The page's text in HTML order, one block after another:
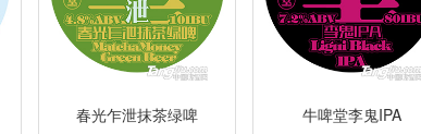
春光乍泄抹茶绿啤 牛啤堂李鬼IPA